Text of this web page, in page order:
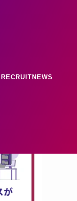
RECRUITNEWS